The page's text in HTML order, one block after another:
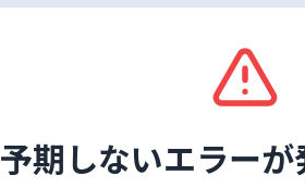
予期しないエラー